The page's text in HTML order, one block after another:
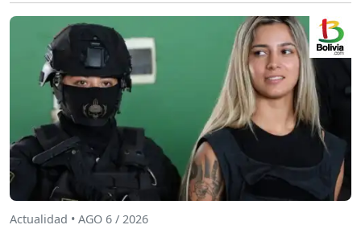
Actualidad • AGO 6 / 2026